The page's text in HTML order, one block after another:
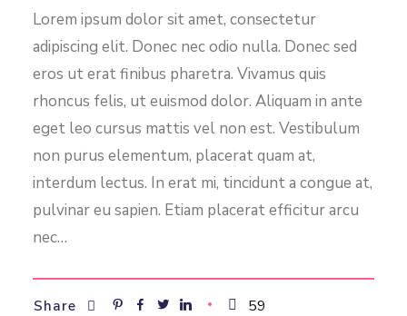
Lorem ipsum dolor sit amet, consectetur
adipiscing elit. Donec nec odio nulla. Donec sed
eros ut erat finibus pharetra. Vivamus quis
rhoncus felis, ut euismod dolor. Aliquam in ante
eget leo cursus mattis vel non est. Vestibulum
non purus elementum, placerat quam at,
interdum lectus. In erat mi, tincidunt a congue at,
pulvinar eu sapien. Etiam placerat efficitur arcu
nec…
Share 59